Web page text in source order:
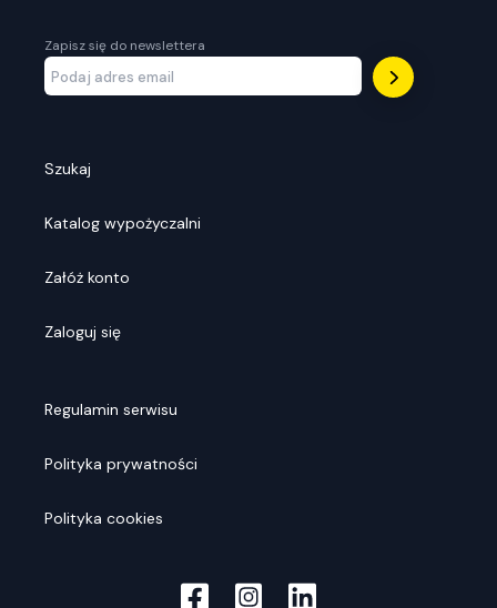
Zapisz się do newslettera
Szukaj
Katalog wypożyczalni
Załóż konto
Zaloguj się
Regulamin serwisu
Polityka prywatności
Polityka cookies